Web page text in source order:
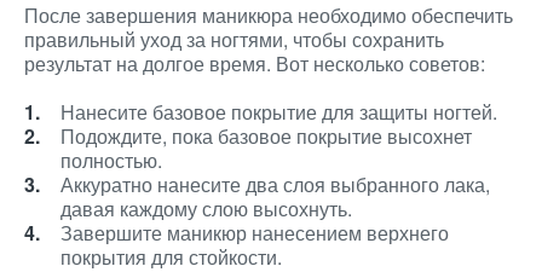
После завершения маникюра необходимо обеспечить
правильный уход за ногтями, чтобы сохранить
результат на долгое время. Вот несколько советов:
Нанесите базовое покрытие для защиты ногтей.
Подождите, пока базовое покрытие высохнет
полностью.
Аккуратно нанесите два слоя выбранного лака,
давая каждому слою высохнуть.
Завершите маникюр нанесением верхнего
покрытия для стойкости.